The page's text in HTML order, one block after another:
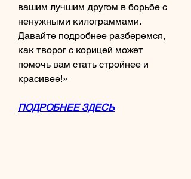
вашим лучшим другом в борьбе с
ненужными килограммами.
Давайте подробнее разберемся,
как творог с корицей может
помочь вам стать стройнее и
красивее!»
ПОДРОБНЕЕ ЗДЕСЬ